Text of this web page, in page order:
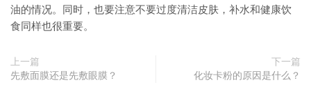
油的情况。同时，也要注意不要过度清洁皮肤，补水和健康饮
食同样也很重要。
上一篇
先敷面膜还是先敷眼膜？
下一篇
化妆卡粉的原因是什么？